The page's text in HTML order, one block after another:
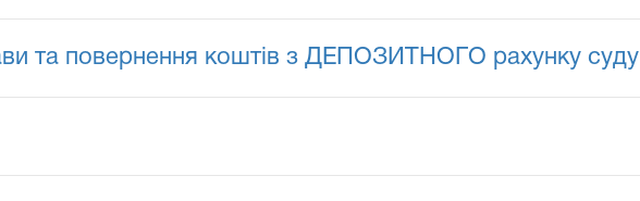
та повернення коштів з ДЕПОЗИТНОГО рахунку суду